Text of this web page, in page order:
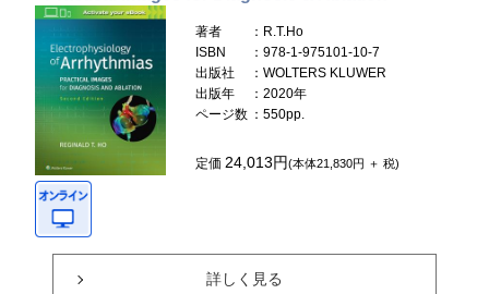
著者
：R.T.Ho
ISBN
：978-1-975101-10-7
出版社
：WOLTERS KLUWER
出版年
：2020年
ページ数 ：550pp.
定価24,013円(本体21,830円 ＋ 税)
詳しく見る